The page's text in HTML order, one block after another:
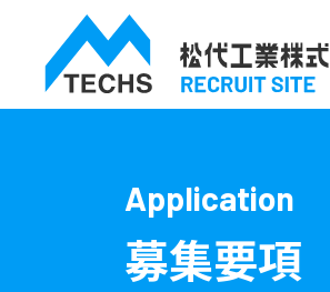
Application
募集要項